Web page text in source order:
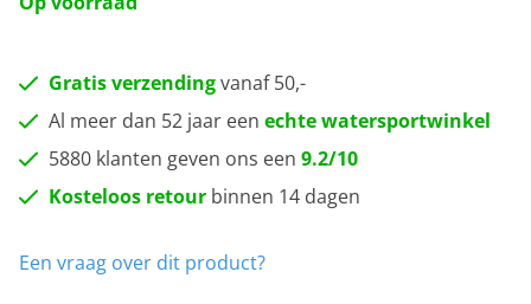
Gratis verzendingvanaf 50,-
Al meer dan 52 jaar een echte watersportwinkel
5880 klanten geven ons een 9.2/10
Kosteloos retour binnen 14 dagen
Een vraag over dit product?